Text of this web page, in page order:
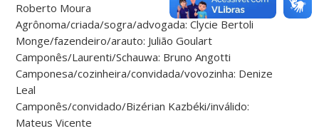
Roberto Moura
Agrônoma/criada/sogra/advogada: Clycie Bertoli
Monge/fazendeiro/arauto: Julião Goulart
Camponês/Laurenti/Schauwa: Bruno Angotti
Camponesa/cozinheira/convidada/vovozinha: Denize
Leal
Camponês/convidado/Bizérian Kazbéki/inválido:
Mateus Vicente